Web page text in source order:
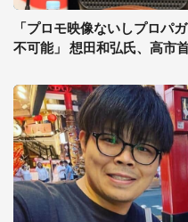
「プロモ映像ないしプロパ
不可能」 想田和弘氏、高市